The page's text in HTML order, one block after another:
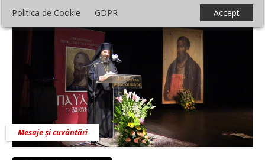
Politica de Cookie GDPR Accept
Mesaje și cuvântări